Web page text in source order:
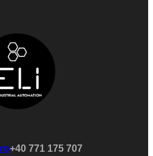
+40 771 175 707